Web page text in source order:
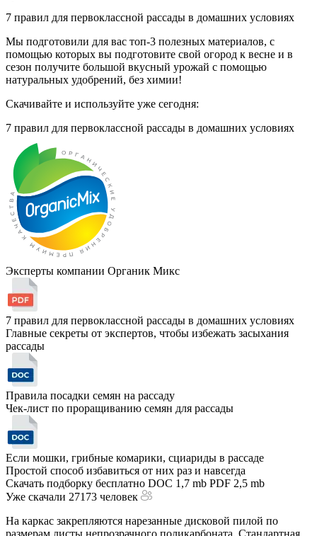
7 правил для первоклассной рассады в домашних условиях
Мы подготовили для вас топ-3 полезных материалов, с
помощью которых вы подготовите свой огород к весне и в
сезон получите большой вкусный урожай с помощью
натуральных удобрений, без химии!
Скачивайте и используйте уже сегодня:
7 правил для первоклассной рассады в домашних условиях
Эксперты компании Органик Микс
7 правил для первоклассной рассады в домашних условиях
Главные секреты от экспертов, чтобы избежать засыхания
рассады
Правила посадки семян на рассаду
Чек-лист по проращиванию семян для рассады
Если мошки, грибные комарики, сциариды в рассаде
Простой способ избавиться от них раз и навсегда
Скачать подборку бесплатно DOC 1,7 mb PDF 2,5 mb
Уже скачали 27173 человек
На каркас закрепляются нарезанные дисковой пилой по
размерам листы непрозрачного поликарбоната. Стандартная